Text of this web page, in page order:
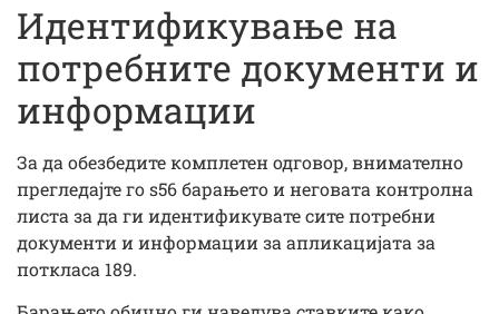
Идентификување на
потребните документи и
информации
За да обезбедите комплетен одговор, внимателно
прегледајте го s56 барањето и неговата контролна
листа за да ги идентификувате сите потребни
документи и информации за апликацијата за
поткласа 189.